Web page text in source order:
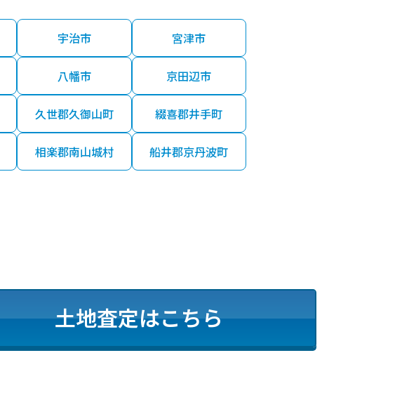
宇治市 宮津市
八幡市 京田辺市
久世郡久御山町 綴喜郡井手町
相楽郡南山城村 船井郡京丹波町
土地査定はこちら